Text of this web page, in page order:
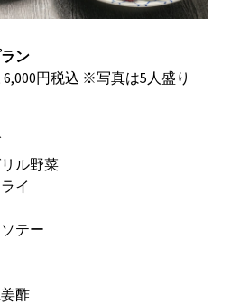
ン
6,000円税込 ※写真は5人盛り
ル野菜
イ
テー
酢